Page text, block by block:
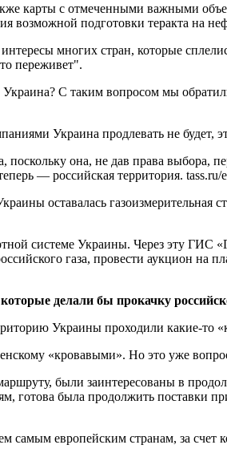
карты с отмеченными важными
возможной подготовки теракта на
многих стран, которые
переживет".
Украина? С таким вопросом мы
Украина продлевать не будет,
она, не дав права выбора,
— российская территория. tass.ru/
оставалась
системе Украины. Через эту ГИС
газа, провести аукцион на
делали бы прокачку
Украины проходили какие-то
«кровавыми». Но это уже
были заинтересованы в
была продолжить поставки
самым европейским странам, за счет